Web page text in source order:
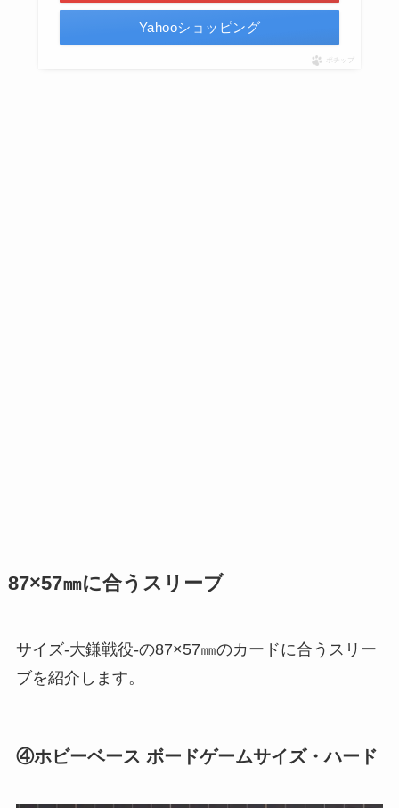
Yahooショッピング
ポチップ
87×57㎜に合うスリーブ
サイズ-大鎌戦役-の87×57㎜のカードに合うスリー
ブを紹介します。
④ホビーベース ボードゲームサイズ・ハード